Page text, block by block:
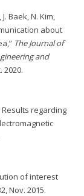
Baek, N. Kim,
about
The Journal of
and
2020.
Results regarding
of interest
Nov. 2015.